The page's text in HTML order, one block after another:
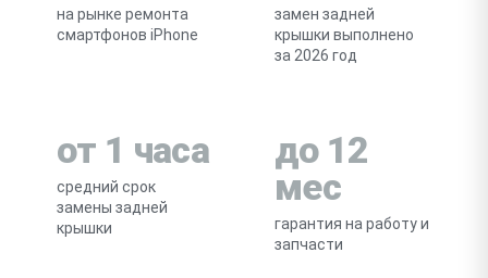
на рынке ремонта
смартфонов iPhone
замен задней
крышки выполнено
за 2026 год
от 1 часа
средний срок
замены задней
крышки
до 12
мес
гарантия на работу и
запчасти